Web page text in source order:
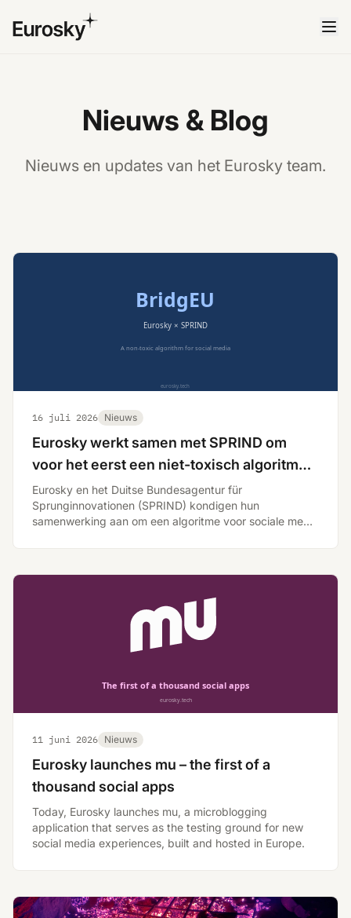
Nieuws & Blog
Nieuws en updates van het Eurosky team.
16 juli 2026 Nieuws
Eurosky werkt samen met SPRIND om
voor het eerst een niet-toxisch algoritme
te testen
Eurosky en het Duitse Bundesagentur für
Sprunginnovationen (SPRIND) kondigen hun
samenwerking aan om een algoritme voor sociale media
in plaats van te verdelen.
11 juni 2026 Nieuws
Eurosky launches mu – the first of a
thousand social apps
Today, Eurosky launches mu, a microblogging
application that serves as the testing ground for new
social media experiences, built and hosted in Europe.